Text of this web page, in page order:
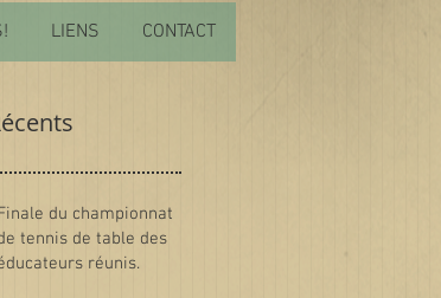
LIENS CONTACT
du championnat
tennis de table des
réunis.